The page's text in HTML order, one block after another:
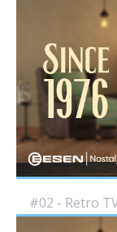
#02 - Retro